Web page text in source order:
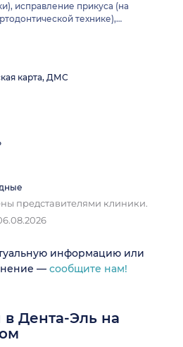
исправление прикуса (на
технике),
гигиенические процедуры). В
и материалы, что
лечение комфортно,
карта, ДМС
представителями клиники.
информацию или
— сообщите нам!
Дента-Эль на